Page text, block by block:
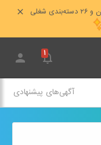
۱
آگهی‌های پیشنهادی